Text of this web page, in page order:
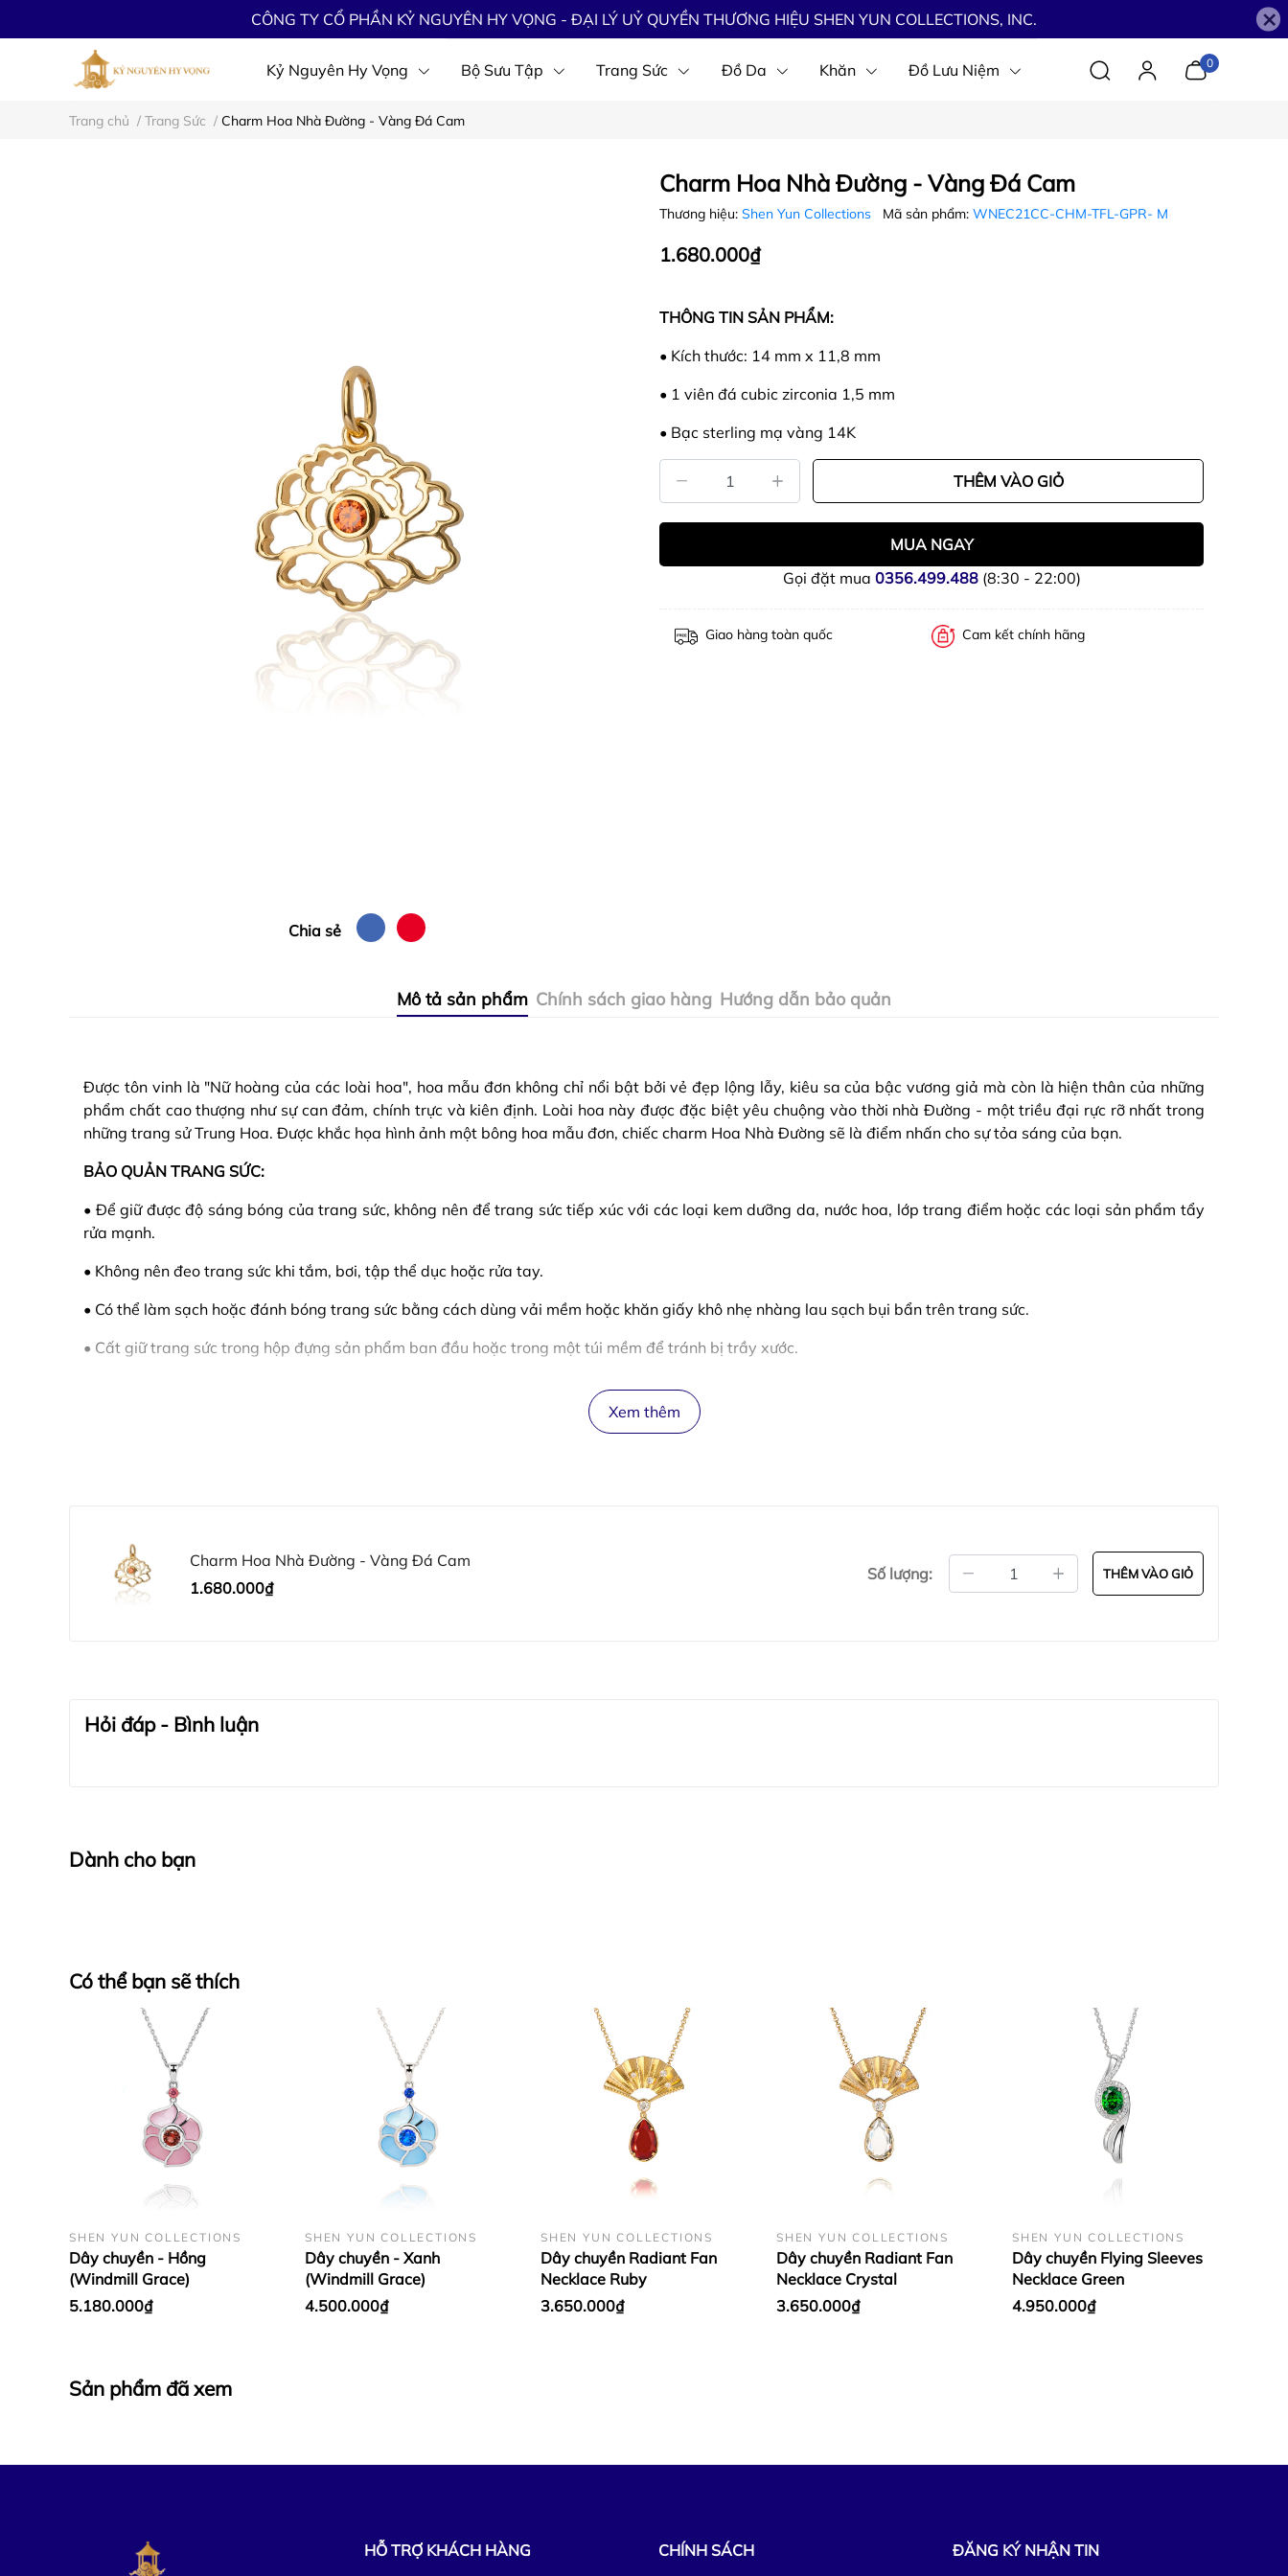
CÔNG TY CỔ PHẦN KỶ NGUYÊN HY VỌNG - ĐẠI LÝ UỶ QUYỀN THƯƠNG HIỆU SHEN YUN COLLECTIONS, INC. ×
Kỷ Nguyên Hy Vọng Bộ Sưu Tập Trang Sức Đồ Da Khăn Đồ Lưu Niệm 0
Trang chủ / Trang Sức / Charm Hoa Nhà Đường - Vàng Đá Cam
Chia sẻ
Charm Hoa Nhà Đường - Vàng Đá Cam
Thương hiệu: Shen Yun Collections Mã sản phẩm: WNEC21CC-CHM-TFL-GPR- M
1.680.000₫
THÔNG TIN SẢN PHẨM:
• Kích thước: 14 mm x 11,8 mm
• 1 viên đá cubic zirconia 1,5 mm
• Bạc sterling mạ vàng 14K
THÊM VÀO GIỎ
MUA NGAY
Gọi đặt mua 0356.499.488(8:30 - 22:00)
Giao hàng toàn quốc Cam kết chính hãng
Mô tả sản phẩm Chính sách giao hàng Hướng dẫn bảo quản
Được tôn vinh là "Nữ hoàng của các loài hoa", hoa mẫu đơn không chỉ nổi bật bởi vẻ đẹp lộng lẫy, kiêu sa của bậc vương giả mà còn là hiện thân của những
phẩm chất cao thượng như sự can đảm, chính trực và kiên định. Loài hoa này được đặc biệt yêu chuộng vào thời nhà Đường - một triều đại rực rỡ nhất trong
những trang sử Trung Hoa. Được khắc họa hình ảnh một bông hoa mẫu đơn, chiếc charm Hoa Nhà Đường sẽ là điểm nhấn cho sự tỏa sáng của bạn.
BẢO QUẢN TRANG SỨC:
• Để giữ được độ sáng bóng của trang sức, không nên để trang sức tiếp xúc với các loại kem dưỡng da, nước hoa, lớp trang điểm hoặc các loại sản phẩm tẩy
rửa mạnh.
• Không nên đeo trang sức khi tắm, bơi, tập thể dục hoặc rửa tay.
• Có thể làm sạch hoặc đánh bóng trang sức bằng cách dùng vải mềm hoặc khăn giấy khô nhẹ nhàng lau sạch bụi bẩn trên trang sức.
• Cất giữ trang sức trong hộp đựng sản phẩm ban đầu hoặc trong một túi mềm để tránh bị trầy xước.
Xem thêm
Charm Hoa Nhà Đường - Vàng Đá Cam
1.680.000₫
Số lượng: THÊM VÀO GIỎ
Hỏi đáp - Bình luận
Dành cho bạn
Có thể bạn sẽ thích
SHEN YUN COLLECTIONS
Dây chuyền - Hồng
(Windmill Grace)
5.180.000₫
SHEN YUN COLLECTIONS
Dây chuyền - Xanh
(Windmill Grace)
4.500.000₫
SHEN YUN COLLECTIONS
Dây chuyền Radiant Fan
Necklace Ruby
3.650.000₫
SHEN YUN COLLECTIONS
Dây chuyền Radiant Fan
Necklace Crystal
3.650.000₫
SHEN YUN COLLECTIONS
Dây chuyền Flying Sleeves
Necklace Green
4.950.000₫
Sản phẩm đã xem
HỖ TRỢ KHÁCH HÀNG CHÍNH SÁCH ĐĂNG KÝ NHẬN TIN